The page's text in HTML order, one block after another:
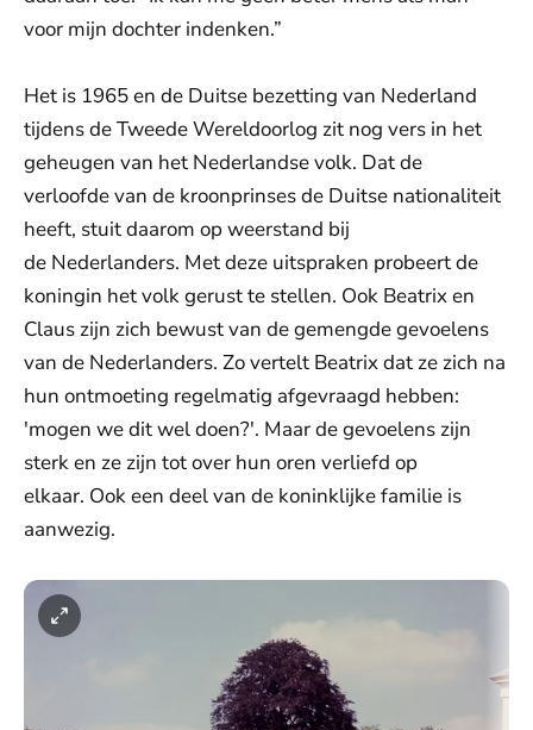
voor mijn dochter indenken.”
Het is 1965 en de Duitse bezetting van Nederland
tijdens de Tweede Wereldoorlog zit nog vers in het
geheugen van het Nederlandse volk. Dat de
verloofde van de kroonprinses de Duitse nationaliteit
heeft, stuit daarom op weerstand bij
de Nederlanders. Met deze uitspraken probeert de
koningin het volk gerust te stellen. Ook Beatrix en
Claus zijn zich bewust van de gemengde gevoelens
van de Nederlanders. Zo vertelt Beatrix dat ze zich na
hun ontmoeting regelmatig afgevraagd hebben:
'mogen we dit wel doen?'. Maar de gevoelens zijn
sterk en ze zijn tot over hun oren verliefd op
elkaar. Ook een deel van de koninklijke familie is
aanwezig.